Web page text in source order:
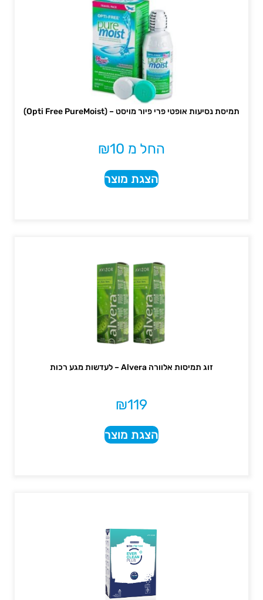
תמיסת נסיעות אופטי פרי פיור מויסט – (Opti Free PureMoist)
החל מ ₪10
הצגת מוצר
זוג תמיסות אלוורה Alvera – לעדשות מגע רכות
₪119
הצגת מוצר